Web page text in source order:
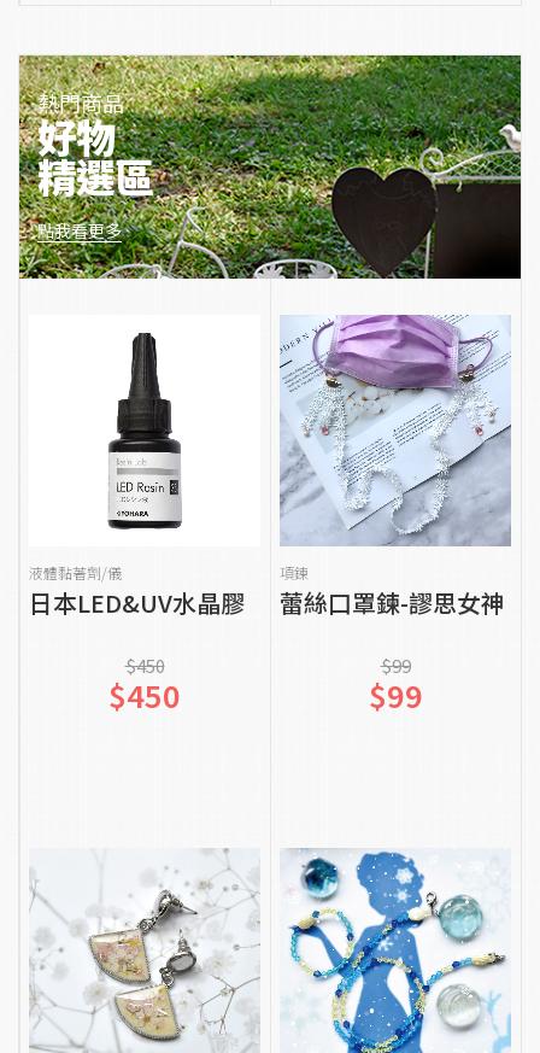
熱門商品
好物
精選區
點我看更多
貨到通知我
液體黏著劑/儀
日本LED&UV水晶膠
$450
$450
項鍊
蕾絲口罩鍊-謬思女神
$99
$99